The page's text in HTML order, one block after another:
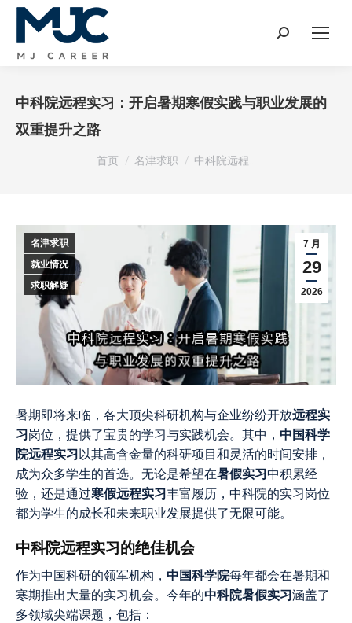
Search:
中科院远程实习：开启暑期寒假实践与职业发展的
双重提升之路
您在这里：
首页 名津求职 中科院远程…
7 月
29
2026
名津求职
就业情况
求职解疑
暑期即将来临，各大顶尖科研机构与企业纷纷开放远程实
习岗位，提供了宝贵的学习与实践机会。其中， 中国科学
院远程实习以其高含金量的科研项目和灵活的时间安排，
成为众多学生的首选。无论是希望在暑假实习中积累经
验，还是通过寒假远程实习丰富履历，中科院的实习岗位
都为学生的成长和未来职业发展提供了无限可能。
中科院远程实习的绝佳机会
作为中国科研的领军机构， 中国科学院每年都会在暑期和
寒期推出大量的实习机会。今年的中科院暑假实习涵盖了
多领域尖端课题，包括：